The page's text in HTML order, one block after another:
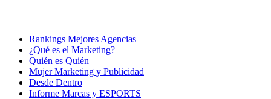
Rankings Mejores Agencias
¿Qué es el Marketing?
Quién es Quién
Mujer Marketing y Publicidad
Desde Dentro
Informe Marcas y ESPORTS